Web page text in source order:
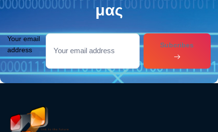
μας
Your email
address
Subcribes